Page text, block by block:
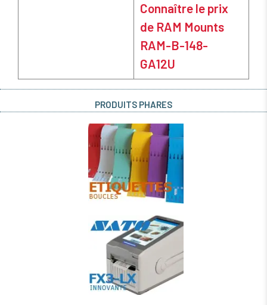
Connaître le prix
de RAM Mounts
RAM-B-148-
GA12U
PRODUITS PHARES